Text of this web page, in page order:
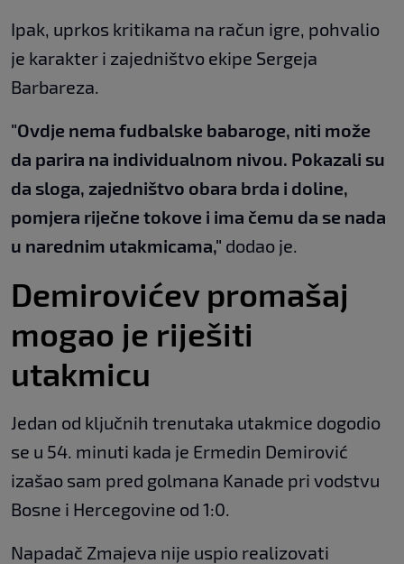
Ipak, uprkos kritikama na račun igre, pohvalio
je karakter i zajedništvo ekipe Sergeja
Barbareza.
"Ovdje nema fudbalske babaroge, niti može
da parira na individualnom nivou. Pokazali su
da sloga, zajedništvo obara brda i doline,
pomjera riječne tokove i ima čemu da se nada
u narednim utakmicama," dodao je.
Demirovićev promašaj
mogao je riješiti
utakmicu
Jedan od ključnih trenutaka utakmice dogodio
se u 54. minuti kada je Ermedin Demirović
izašao sam pred golmana Kanade pri vodstvu
Bosne i Hercegovine od 1:0.
Napadač Zmajeva nije uspio realizovati